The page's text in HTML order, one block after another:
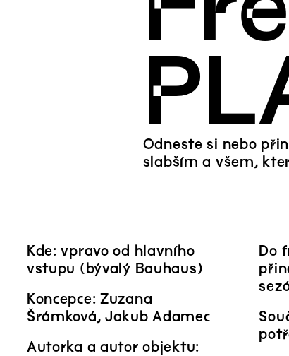
Odneste si nebo
slabším a všem,
Kde: vpravo od hlavního
vstupu (bývalý Bauhaus)
Koncepce: Zuzana
Šrámková, Jakub Adamec
Autorka a autor objektu:
Do